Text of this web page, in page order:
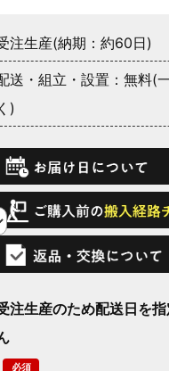
注生産(納期：約60日)
送・組立・設置：無料(
く)
注生産のため配送日を